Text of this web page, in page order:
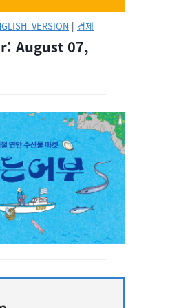
| 경제
August 07,